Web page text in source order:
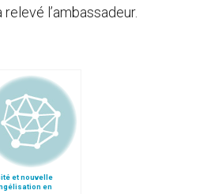
l’ambassadeur.
et nouvelle
en